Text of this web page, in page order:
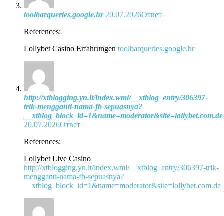
toolbarqueries.google.hr 20.07.2026Ответ
References:
Lollybet Casino Erfahrungen toolbarqueries.google.hr
http://xtblogging.yn.lt/index.wml/__xtblog_entry/306397-
trik-mengganti-nama-fb-sepuasnya?
__xtblog_block_id=1&name=moderator&site=lollybet.com.de
20.07.2026Ответ
References:
Lollybet Live Casino
http://xtblogging.yn.lt/index.wml/__xtblog_entry/306397-trik-
mengganti-nama-fb-sepuasnya?
__xtblog_block_id=1&name=moderator&site=lollybet.com.de